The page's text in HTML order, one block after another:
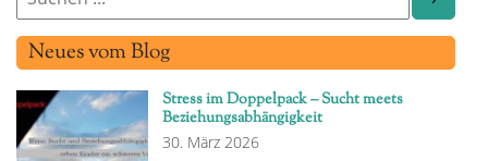
Neues vom Blog
Stress im Doppelpack – Sucht meets
Beziehungsabhängigkeit
30. März 2026